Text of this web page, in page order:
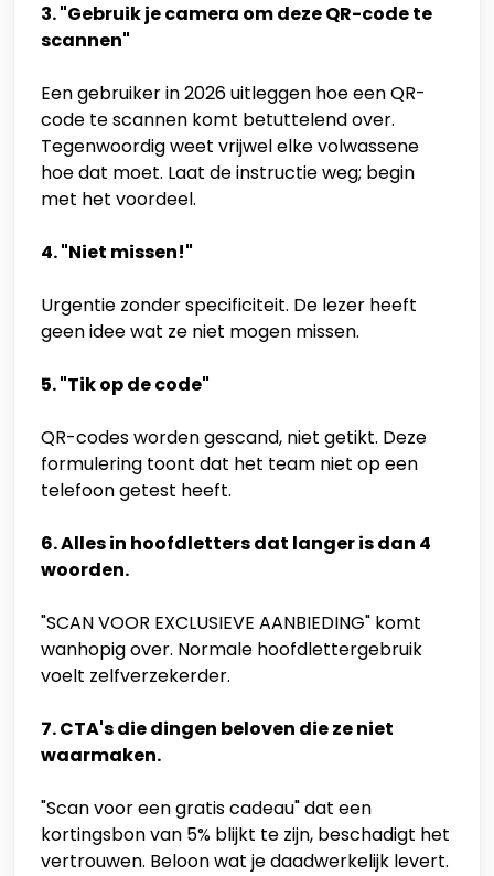
3. "Gebruik je camera om deze QR-code te
scannen"
Een gebruiker in 2026 uitleggen hoe een QR-
code te scannen komt betuttelend over.
Tegenwoordig weet vrijwel elke volwassene
hoe dat moet. Laat de instructie weg; begin
met het voordeel.
4. "Niet missen!"
Urgentie zonder specificiteit. De lezer heeft
geen idee wat ze niet mogen missen.
5. "Tik op de code"
QR-codes worden gescand, niet getikt. Deze
formulering toont dat het team niet op een
telefoon getest heeft.
6. Alles in hoofdletters dat langer is dan 4
woorden.
"SCAN VOOR EXCLUSIEVE AANBIEDING" komt
wanhopig over. Normale hoofdlettergebruik
voelt zelfverzekerder.
7. CTA's die dingen beloven die ze niet
waarmaken.
"Scan voor een gratis cadeau" dat een
kortingsbon van 5% blijkt te zijn, beschadigt het
vertrouwen. Beloon wat je daadwerkelijk levert.